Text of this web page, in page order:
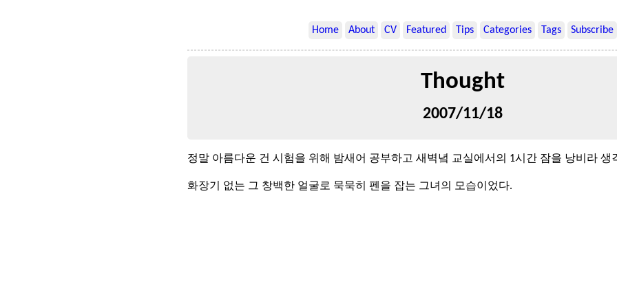
Home About CV Featured Tips Categories Tags Subscribe
Thought
2007/11/18
정말 아름다운 건 시험을 위해 밤새어 공부하고 새벽녘 교실에서의 1시간 잠을 낭비라 생
화장기 없는 그 창백한 얼굴로 묵묵히 펜을 잡는 그녀의 모습이었다.